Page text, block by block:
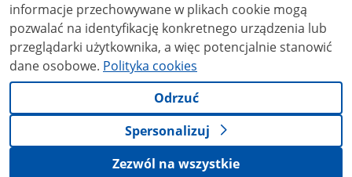
informacje przechowywane w plikach cookie mogą
pozwalać na identyfikację konkretnego urządzenia lub
przeglądarki użytkownika, a więc potencjalnie stanowić
dane osobowe. Polityka cookies
Odrzuć
Spersonalizuj
Zezwól na wszystkie